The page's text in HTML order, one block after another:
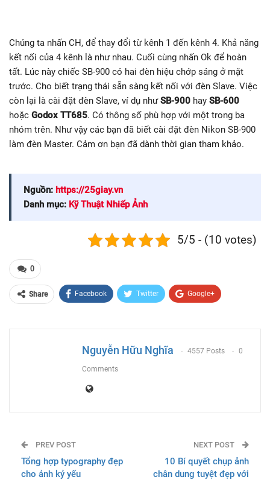
Chúng ta nhấn CH, để thay đổi từ kênh 1 đến kênh 4. Khả năng
kết nối của 4 kênh là như nhau. Cuối cùng nhấn Ok để hoàn
tất. Lúc này chiếc SB-900 có hai đèn hiệu chớp sáng ở mặt
trước. Cho biết trạng thái sẵn sàng kết nối với đèn Slave. Việc
còn lại là cài đặt đèn Slave, ví dụ nhưSB-900 hay SB-600
hoặc Godox TT685. Có thông số phù hợp với một trong ba
nhóm trên. Như vậy các bạn đã biết cài đặt đèn Nikon SB-900
làm đèn Master. Cảm ơn bạn đã dành thời gian tham khảo.
Nguồn: https://25giay.vn
Danh mục: Kỹ Thuật Nhiếp Ảnh
5/5 - (10 votes)
0
Share Facebook Twitter Google+
Nguyễn Hữu Nghĩa 4557 Posts 0
Comments
PREV POST
Tổng hợp typography đẹp
cho ảnh kỷ yếu
NEXT POST
10 Bí quyết chụp ảnh
chân dung tuyệt đẹp với